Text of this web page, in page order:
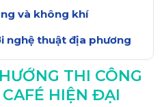
và không khí
nghệ thuật địa phương
hướng nổi bật
THI CÔNG
HIỆN ĐẠI